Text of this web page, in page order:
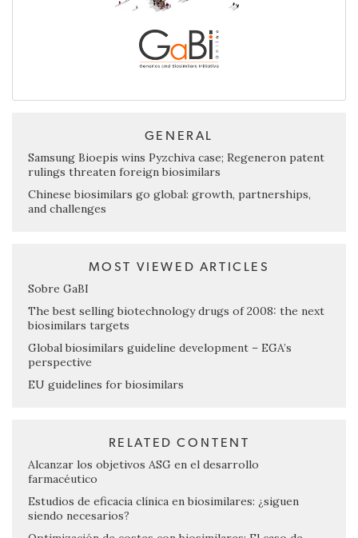
GENERAL
Samsung Bioepis wins Pyzchiva case; Regeneron patent
rulings threaten foreign biosimilars
Chinese biosimilars go global: growth, partnerships,
and challenges
MOST VIEWED ARTICLES
Sobre GaBI
The best selling biotechnology drugs of 2008: the next
biosimilars targets
Global biosimilars guideline development – EGA’s
perspective
EU guidelines for biosimilars
RELATED CONTENT
Alcanzar los objetivos ASG en el desarrollo
farmacéutico
Estudios de eficacia clínica en biosimilares: ¿siguen
siendo necesarios?